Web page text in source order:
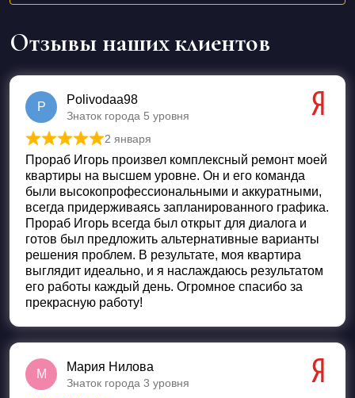
Отзывы наших клиентов
P
Polivodaa98
Знаток города 5 уровня
Оценка 5из 5
2 января
Прораб Игорь произвел комплексный ремонт моей
квартиры на высшем уровне. Он и его команда
были высокопрофессиональными и аккуратными,
всегда придерживаясь запланированного графика.
Прораб Игорь всегда был открыт для диалога и
готов был предложить альтернативные варианты
решения проблем. В результате, моя квартира
выглядит идеально, и я наслаждаюсь результатом
его работы каждый день. Огромное спасибо за
прекрасную работу!
М
Мария Нилова
Знаток города 3 уровня